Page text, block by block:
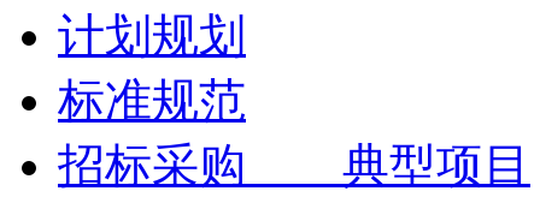
计划规划
标准规范
招标采购 典型项目